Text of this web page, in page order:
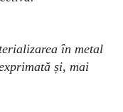
în metal
și, mai